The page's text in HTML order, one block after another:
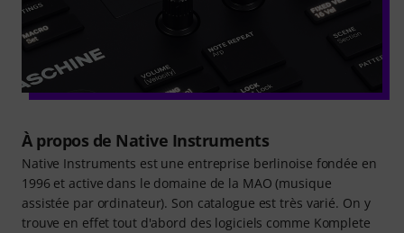
À propos de Native Instruments
Native Instruments est une entreprise berlinoise fondée en
1996 et active dans le domaine de la MAO (musique
assistée par ordinateur). Son catalogue est très varié. On y
trouve en effet tout d'abord des logiciels comme Komplete